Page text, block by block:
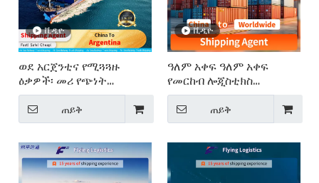
ቪዲዮ
ወደ አርጀንቲና የሚጓጓዙ
ዕቃዎች፡ መሪ የጭነት
አስተላላፊ
ጠይቅ
ቪዲዮ
ዓለም አቀፍ ዓለም አቀፍ
የመርከብ ሎጂስቲክስ
አገልግሎቶች፡ ቻይና ወደ ሁሉም
ቦታ
ጠይቅ